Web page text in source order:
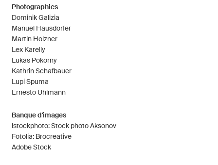
Photographies
Dominik Galizia
Manuel Hausdorfer
Martin Holzner
Lex Karelly
Lukas Pokorny
Kathrin Schafbauer
Lupi Spuma
Ernesto Uhlmann
Banque d'images
istockphoto: Stock photo Aksonov
Fotolia: Brocreative
Adobe Stock